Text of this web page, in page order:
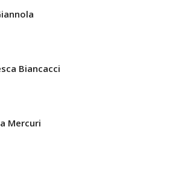
Biancacci
Mercuri